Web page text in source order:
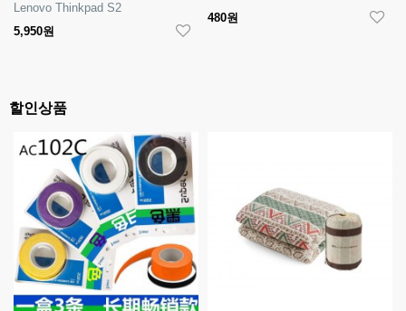
Lenovo Thinkpad S2
5,950원
480원
할인상품